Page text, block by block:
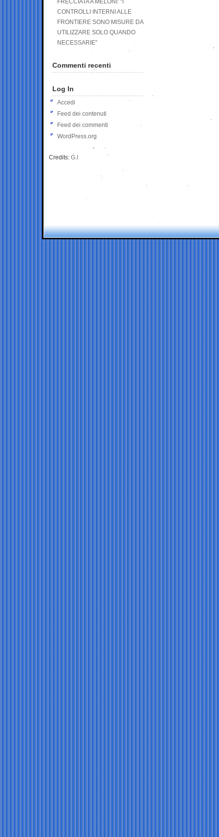
FRECCIATA A MELONI: “I
CONTROLLI INTERNI ALLE
FRONTIERE SONO MISURE DA
UTILIZZARE SOLO QUANDO
NECESSARIE”
Commenti recenti
Log In
Accedi
Feed dei contenuti
Feed dei commenti
WordPress.org
Credits: G.I